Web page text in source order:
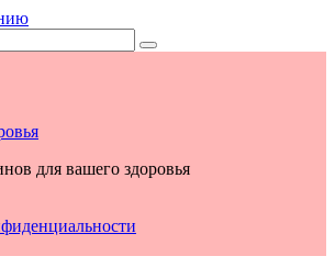
для вашего здоровья